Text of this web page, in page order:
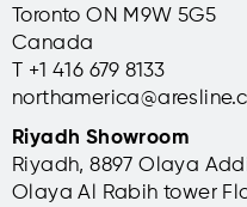
Toronto ON M9W 5G5
Canada
T +1 416 679 8133
Riyadh Showroom
Riyadh, 8897 Olaya
Olaya Al Rabih tower